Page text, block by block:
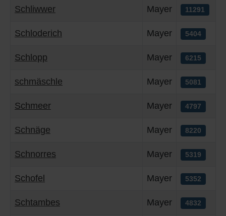
Schliwwer Mayer 11291
Schloderich Mayer 5404
Schlopp Mayer 6215
schmäschle Mayer 5081
Schmeer Mayer 4797
Schnäge Mayer 8220
Schnorres Mayer 5319
Schofel Mayer 5352
Schtambes Mayer 4832